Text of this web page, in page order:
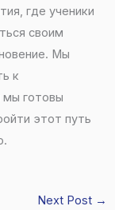
где ученики
своим
Мы
к
мы готовы
этот путь
Next Post →